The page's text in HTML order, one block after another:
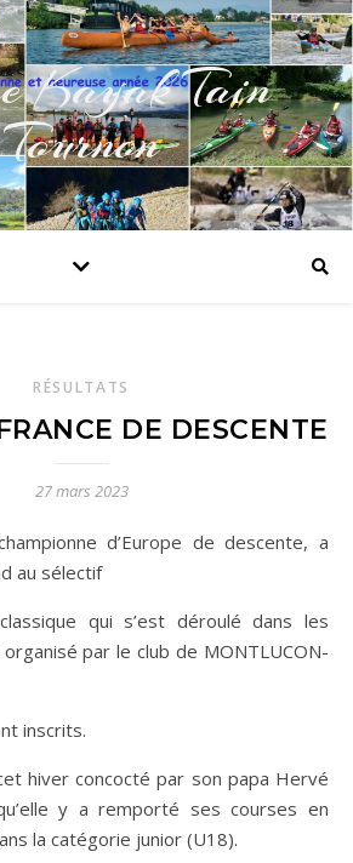
Kayak Tain
Tournon
RÉSULTATS
DE DESCENTE
27 mars 2023
au sélectif
qui s’est déroulé dans les
par le club de MONTLUCON-
inscrits.
hiver concocté par son papa Hervé
y a remporté ses courses en
la catégorie junior (U18).